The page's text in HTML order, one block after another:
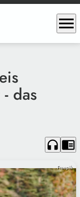
menu
das
headphones chrome_reader_mode
Freepik